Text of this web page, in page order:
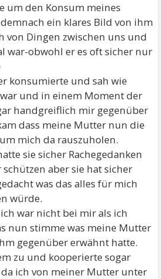
um den Konsum meines
ein klares Bild von ihm
von Dingen zwischen uns und
war-obwohl er es oft sicher nur
konsumierte und sah wie
und in einem Moment der
handgreiflich mir gegenüber
dass meine Mutter nun die
mich da rauszuholen.
sie sicher Rachegedanken
aber sie hat sicher
was das alles für mich
würde.
war nicht bei mir als ich
nun stimme was meine Mutter
gegenüber erwähnt hatte.
zu und kooperierte sogar
ich von meiner Mutter unter